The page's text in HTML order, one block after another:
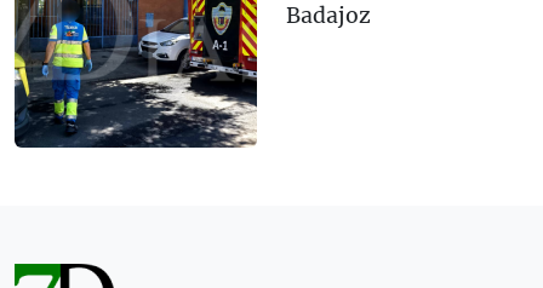
Badajoz